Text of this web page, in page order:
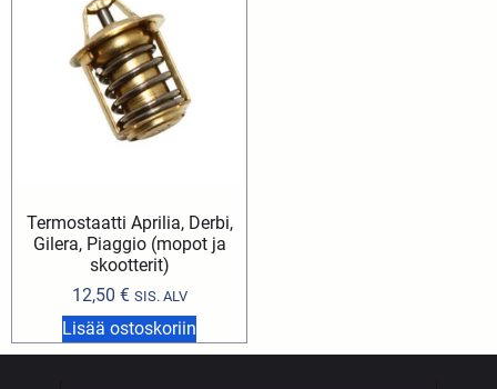
Termostaatti Aprilia, Derbi,
Gilera, Piaggio (mopot ja
skootterit)
12,50 € SIS. ALV
Lisää ostoskoriin